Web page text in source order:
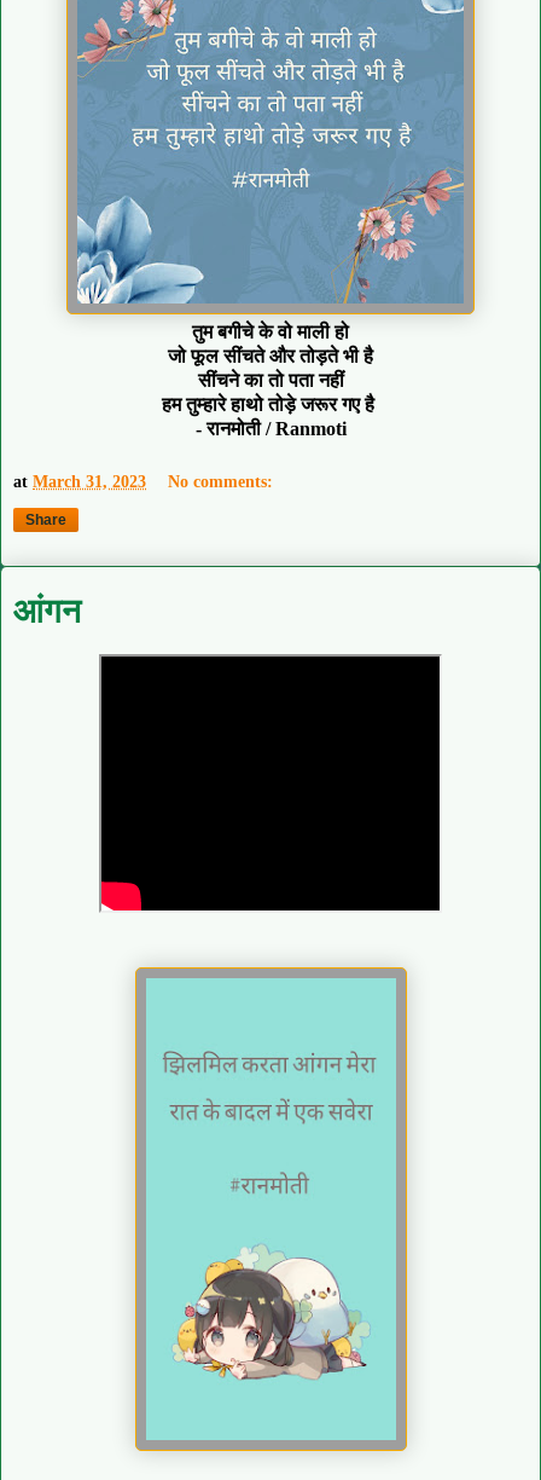
तुम बगीचे के वो माली हो
जो फूल सींचते और तोड़ते भी है
सींचने का तो पता नहीं
हम तुम्हारे हाथो तोड़े जरूर गए है
- रानमोती / Ranmoti
at March 31, 2023 No comments:
Share
आंगन